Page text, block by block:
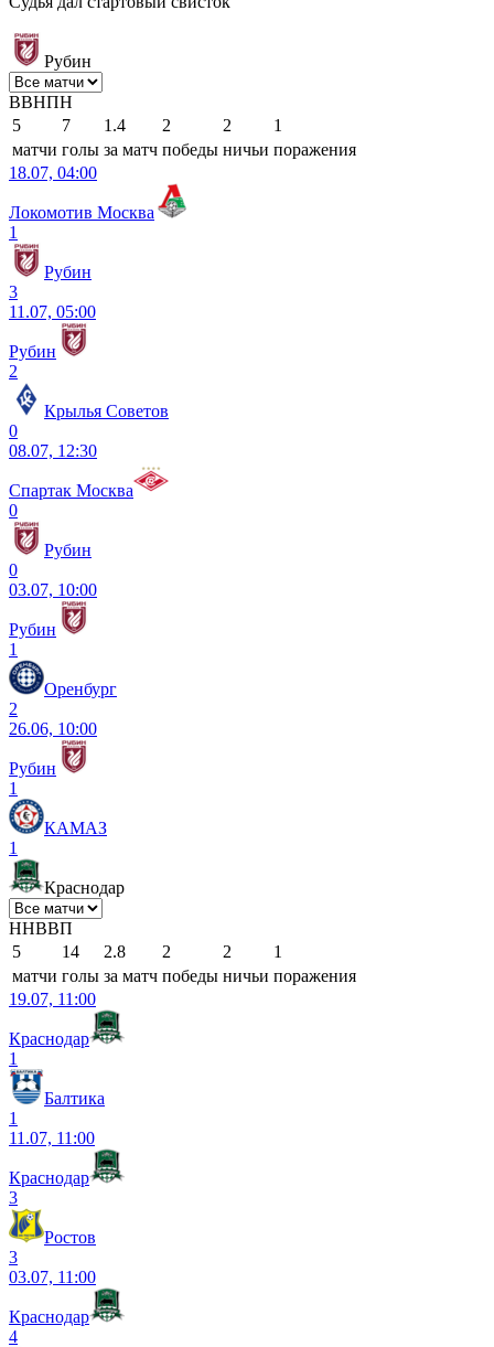
Рубин
ВВНПН
5
7 1.4 2 2
1
матчи голы за матч победы ничьи поражения
18.07, 04:00
Локомотив Москва
1
Рубин
3
11.07, 05:00
Рубин
2
Крылья Советов
0
08.07, 12:30
Спартак Москва
0
Рубин
0
03.07, 10:00
Рубин
1
Оренбург
2
26.06, 10:00
Рубин
1
КАМАЗ
1
Краснодар
ННВВП
5
14 2.8 2 2
1
матчи голы за матч победы ничьи поражения
19.07, 11:00
Краснодар
1
Балтика
1
11.07, 11:00
Краснодар
3
Ростов
3
03.07, 11:00
Краснодар
4